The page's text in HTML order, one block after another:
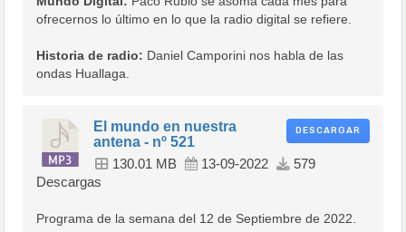
ofrecernos lo último en lo que la radio digital se refiere.
Historia de radio: Daniel Camporini nos habla de las
ondas Huallaga.
DESCARGAR
El mundo en nuestra
antena - nº 521
130.01 MB 13-09-2022
579
Descargas
Programa de la semana del 12 de Septiembre de 2022.